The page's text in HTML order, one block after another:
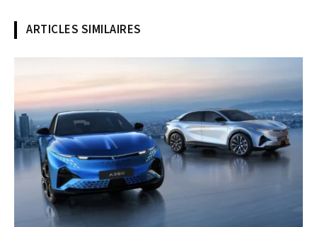
ARTICLES SIMILAIRES